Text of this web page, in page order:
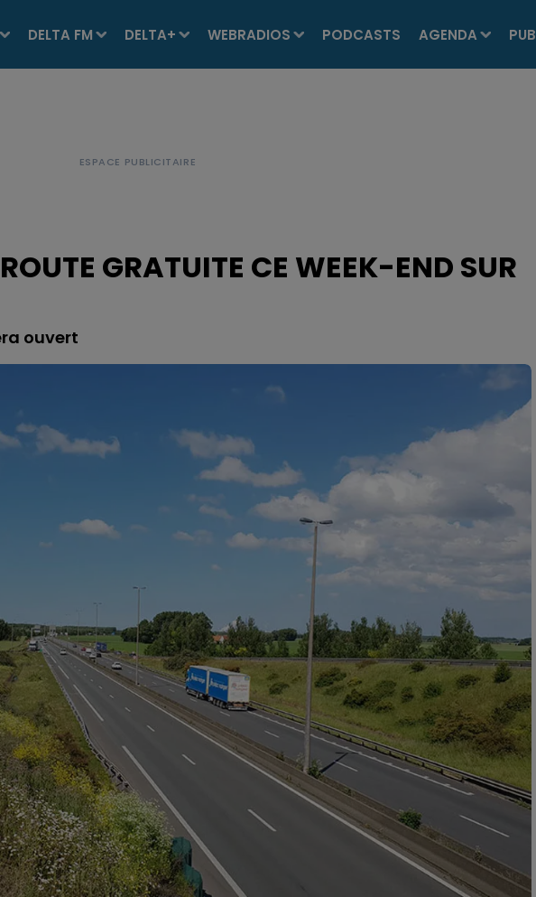
DELTA FM DELTA+ WEBRADIOS PODCASTS AGENDA PUB
GRATUITE CE WEEK-END SUR
ouvert